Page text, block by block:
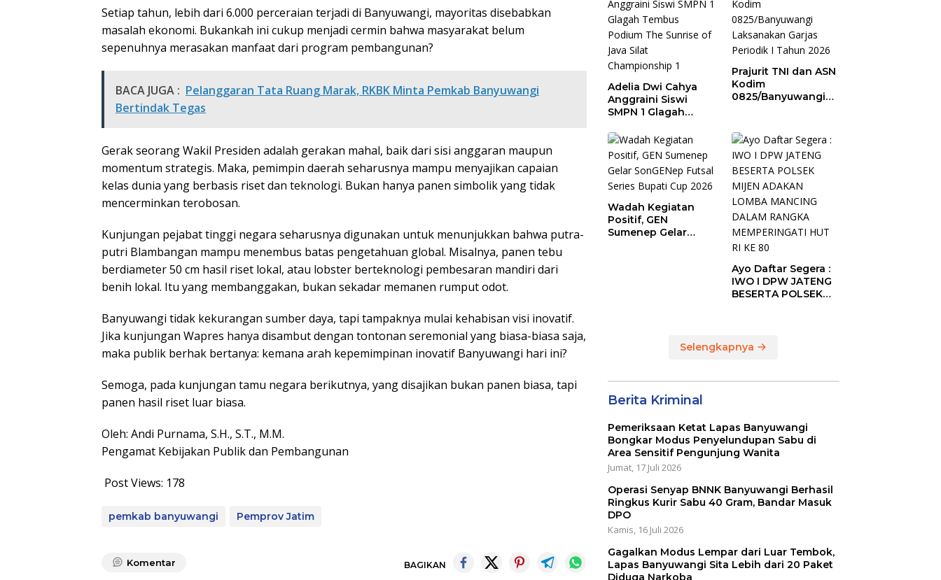
Setiap tahun, lebih dari 6.000 perceraian terjadi di Banyuwangi, mayoritas disebabkan
masalah ekonomi. Bukankah ini cukup menjadi cermin bahwa masyarakat belum
sepenuhnya merasakan manfaat dari program pembangunan?
BACA JUGA : Pelanggaran Tata Ruang Marak, RKBK Minta Pemkab Banyuwangi
Bertindak Tegas
Gerak seorang Wakil Presiden adalah gerakan mahal, baik dari sisi anggaran maupun
momentum strategis. Maka, pemimpin daerah seharusnya mampu menyajikan capaian
kelas dunia yang berbasis riset dan teknologi. Bukan hanya panen simbolik yang tidak
mencerminkan terobosan.
Kunjungan pejabat tinggi negara seharusnya digunakan untuk menunjukkan bahwa putra-
putri Blambangan mampu menembus batas pengetahuan global. Misalnya, panen tebu
berdiameter 50 cm hasil riset lokal, atau lobster berteknologi pembesaran mandiri dari
benih lokal. Itu yang membanggakan, bukan sekadar memanen rumput odot.
Banyuwangi tidak kekurangan sumber daya, tapi tampaknya mulai kehabisan visi inovatif.
Jika kunjungan Wapres hanya disambut dengan tontonan seremonial yang biasa-biasa saja,
maka publik berhak bertanya: kemana arah kepemimpinan inovatif Banyuwangi hari ini?
Semoga, pada kunjungan tamu negara berikutnya, yang disajikan bukan panen biasa, tapi
panen hasil riset luar biasa.
Oleh: Andi Purnama, S.H., S.T., M.M.
Pengamat Kebijakan Publik dan Pembangunan
Post Views: 178
pemkab banyuwangi Pemprov Jatim
Komentar BAGIKAN
Adelia Dwi Cahya
Anggraini Siswi
SMPN 1 Glagah
Sunrise of Java Silat
Championship 1
Prajurit TNI dan ASN
Kodim
0825/Banyuwangi
2026
Wadah Kegiatan
Positif, GEN
Sumenep Gelar
Ayo Daftar Segera :
IWO I DPW JATENG
BESERTA POLSEK
MEMPERINGATI HUT
RI KE 80
Selengkapnya
Berita Kriminal
Pemeriksaan Ketat Lapas Banyuwangi
Bongkar Modus Penyelundupan Sabu di
Area Sensitif Pengunjung Wanita
Jumat, 17 Juli 2026
Operasi Senyap BNNK Banyuwangi Berhasil
Ringkus Kurir Sabu 40 Gram, Bandar Masuk
DPO
Kamis, 16 Juli 2026
Gagalkan Modus Lempar dari Luar Tembok,
Lapas Banyuwangi Sita Lebih dari 20 Paket
Diduga Narkoba